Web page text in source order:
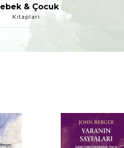
& Çocuk
Kitapları